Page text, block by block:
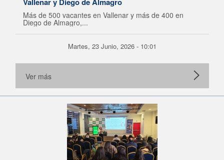
Más de 500 vacantes en Vallenar y más de 400 en
Diego de Almagro,...
Martes, 23 Junio, 2026 - 10:01
Ver más